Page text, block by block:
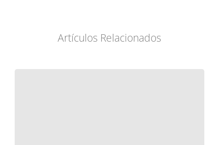
Artículos Relacionados